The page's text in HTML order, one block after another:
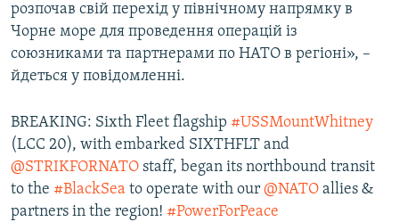
розпочав свій перехід у північному напрямку в
Чорне море для проведення операцій із
союзниками та партнерами по НАТО в регіоні», –
йдеться у повідомленні.
BREAKING: Sixth Fleet flagship #USSMountWhitney
(LCC 20), with embarked SIXTHFLT and
@STRIKFORNATO staff, began its northbound transit
to the #BlackSea to operate with our @NATO allies &
partners in the region! #PowerForPeace